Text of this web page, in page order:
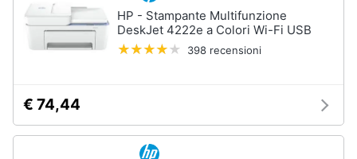
HP - Stampante Multifunzione
DeskJet 4222e a Colori Wi-Fi USB
398 recensioni
€ 74,44